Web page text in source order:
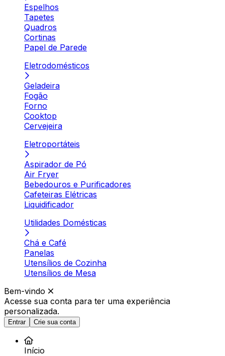
Espelhos
Tapetes
Quadros
Cortinas
Papel de Parede
Eletrodomésticos
Geladeira
Fogão
Forno
Cooktop
Cervejeira
Eletroportáteis
Aspirador de Pó
Air Fryer
Bebedouros e Purificadores
Cafeteiras Elétricas
Liquidificador
Utilidades Domésticas
Chá e Café
Panelas
Utensílios de Cozinha
Utensílios de Mesa
Bem-vindo
Acesse sua conta para ter uma experiência
personalizada.
Entrar Crie sua conta
Início